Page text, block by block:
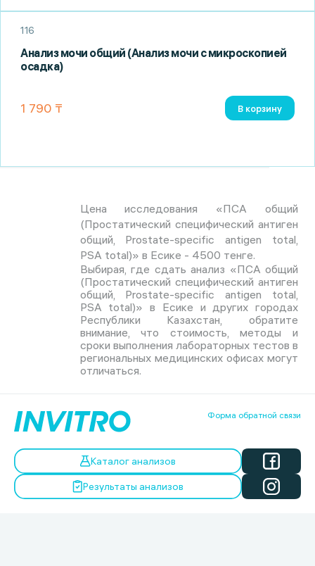
116
Анализ мочи общий (Анализ мочи с микроскопией
осадка)
1 790 ₸ В корзину
Цена исследования «ПСА общий
(Простатический специфический антиген
общий, Prostate-specific antigen total,
PSA total)» в Есике - 4500 тенге.
Выбирая, где сдать анализ «ПСА общий
(Простатический специфический антиген
общий, Prostate-specific antigen total,
PSA total)» в Есике и других городах
Республики Казахстан, обратите
внимание, что стоимость, методы и
сроки выполнения лабораторных тестов в
региональных медицинских офисах могут
отличаться.
Форма обратной связи
Каталог анализов
Результаты анализов